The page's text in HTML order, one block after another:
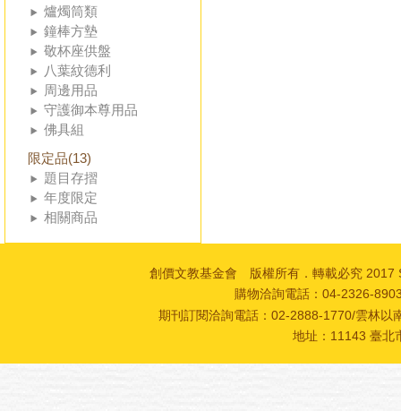
爐燭筒類
鐘棒方墊
敬杯座供盤
八葉紋德利
周邊用品
守護御本尊用品
佛具組
限定品(13)
題目存摺
年度限定
相關商品
創價文教基金會 版權所有．轉載必究 2017
購物洽詢電話：04-2326-
期刊訂閱洽詢電話：02-2888-1770/雲林
地址：11143 臺北